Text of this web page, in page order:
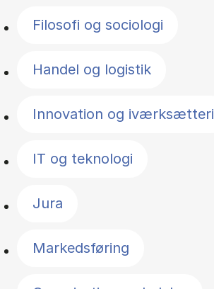
Filosofi og sociologi
Handel og logistik
Innovation og iværksætteri
IT og teknologi
Jura
Markedsføring